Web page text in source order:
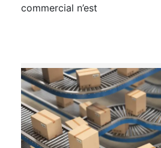
commercial n’est